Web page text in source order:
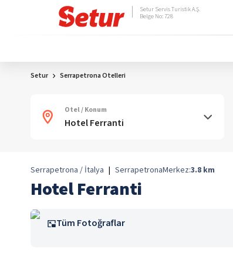
Setur Servis Turistik A.Ş.
Belge No: 728
Setur Serrapetrona Otelleri
Otel / Konum
Serrapetrona / İtalya | SerrapetronaMerkez:3.8 km
Hotel Ferranti
Tüm Fotoğraflar